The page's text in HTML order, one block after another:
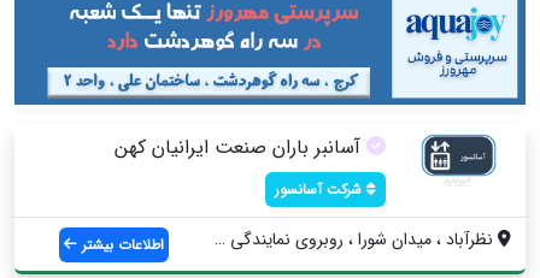
آسانبر باران صنعت ایرانیان کهن
شرکت آسانسور
نظرآباد ، میدان شورا ، روبروی نمایندگی س... اطلاعات بیشتر